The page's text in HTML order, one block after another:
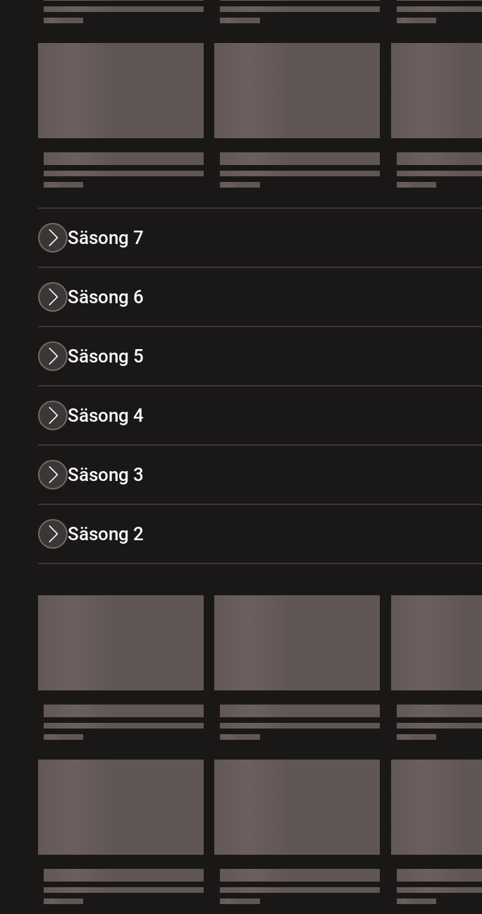
Säsong 7
Säsong 6
Säsong 5
Säsong 4
Säsong 3
Säsong 2